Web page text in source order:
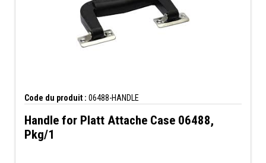
Code du produit : 06488-HANDLE
Handle for Platt Attache Case 06488,
Pkg/1